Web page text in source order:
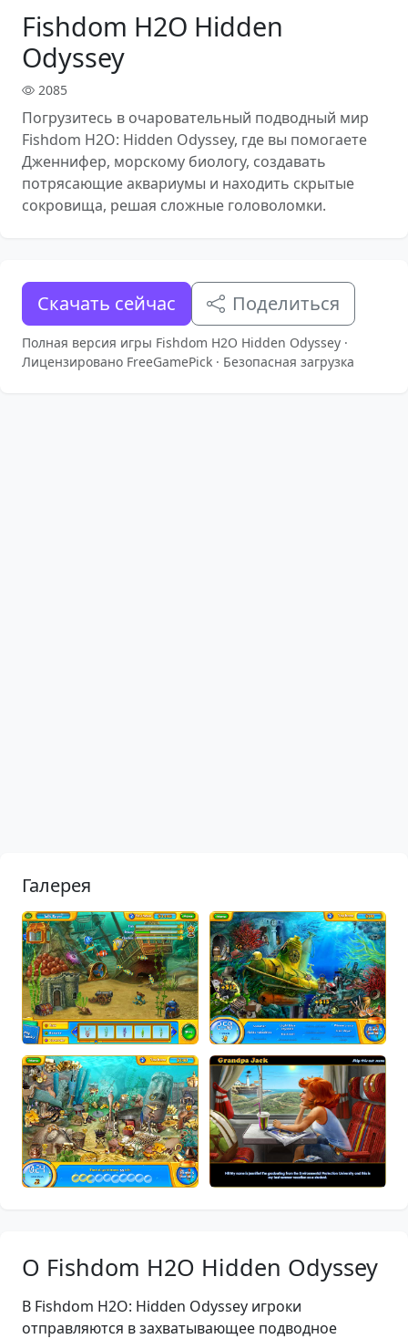
Fishdom H2O Hidden
Odyssey
2085
Погрузитесь в очаровательный подводный мир
Fishdom H2O: Hidden Odyssey, где вы помогаете
Дженнифер, морскому биологу, создавать
потрясающие аквариумы и находить скрытые
сокровища, решая сложные головоломки.
Скачать сейчас Поделиться
Полная версия игры Fishdom H2O Hidden Odyssey ·
Лицензировано FreeGamePick · Безопасная загрузка
Галерея
О Fishdom H2O Hidden Odyssey
В Fishdom H2O: Hidden Odyssey игроки
отправляются в захватывающее подводное